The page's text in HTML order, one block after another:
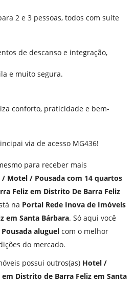
2 e 3 pessoas, todos com suíte
de descanso e integração,
e muito segura.
conforto, praticidade e bem-
via de acesso MG436!
para receber mais
/ Motel / Pousada com 14 quartos
Feliz em Distrito De Barra Feliz
na Portal Rede Inova de Imóveis
em Santa Bárbara. Só aqui você
aluguel com o melhor
do mercado.
possui outros(as) Hotel /
Distrito de Barra Feliz em Santa